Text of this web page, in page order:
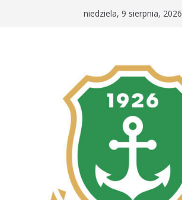
niedziela, 9 sierpnia, 2026